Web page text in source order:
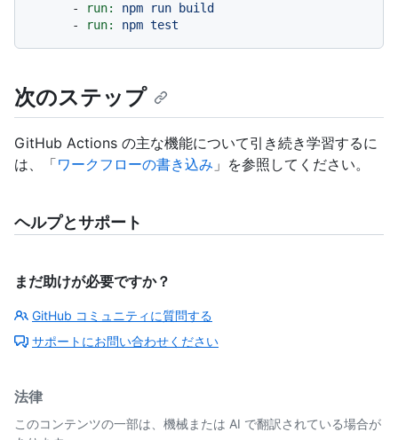
-
run: npm run
build
-
run: npm test
次のステップ
GitHub Actions の主な機能について引き続き学習するに
は、「ワークフローの書き込み 」を参照してください。
ヘルプとサポート
まだ助けが必要ですか？
GitHub コミュニティに質問する
サポートにお問い合わせください
法律
このコンテンツの一部は、機械または AI で翻訳されている場合が